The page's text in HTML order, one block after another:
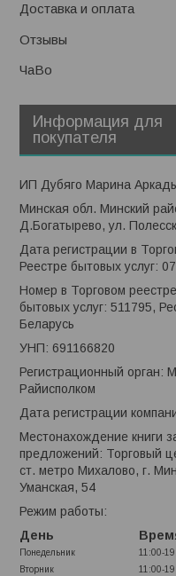
Доставка и оплата
Отзывы
ЧаВо
Информация для
покупателя
ИП Дубяго Марина
Минская обл. Минский
Д.Богатырево, ул.
Дата регистрации в
Реестре бытовых услуг:
Номер в Торговом
бытовых услуг: 511795,
Беларусь
УНП: 691166820
Регистрационный орган:
Райисполком
Дата регистрации
Местонахождение книги
предложений: Торговый
ст. метро Михалово, г.
Уманская, 54
Режим работы:
День
Понедельник
11:00-
Вторник
11:00-